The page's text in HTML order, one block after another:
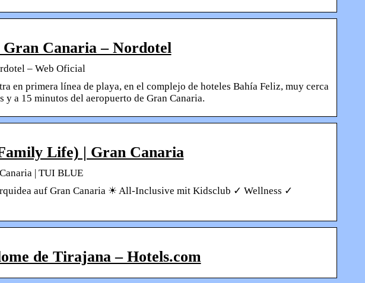
Canaria – Nordotel
– Web Oficial
en primera línea de playa, en el complejo de hoteles Bahía Feliz, muy cerca
a 15 minutos del aeropuerto de Gran Canaria.
Life) | Gran Canaria
| TUI BLUE
auf Gran Canaria ☀ All-Inclusive mit Kidsclub ✓ Wellness ✓
de Tirajana – Hotels.com